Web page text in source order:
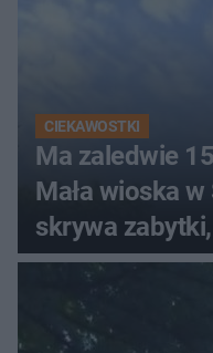
CIEKAWOSTKI
Ma zaledwie
Mała wioska
skrywa